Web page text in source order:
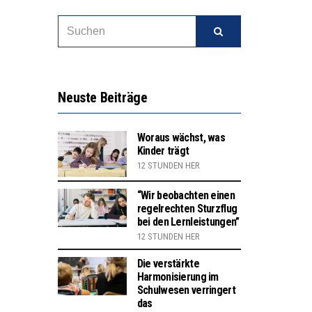
BRINGEN
Neuste Beiträge
Woraus wächst, was
Kinder trägt
12 STUNDEN HER
“Wir beobachten einen
regelrechten Sturzflug
bei den Lernleistungen”
12 STUNDEN HER
Die verstärkte
Harmonisierung im
Schulwesen verringert
das